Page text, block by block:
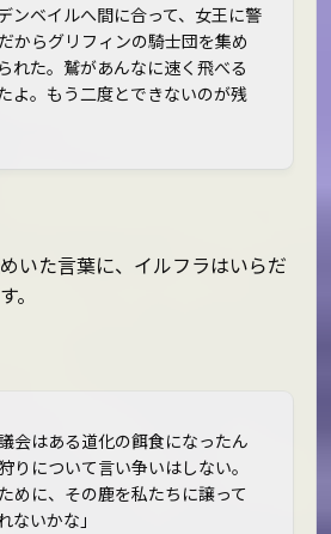
ンベイルへ間に合って、女王に警
からグリフィンの騎士団を集め
れた。鷲があんなに速く飛べる
よ。もう二度とできないのが残
いた言葉に、イルフラはいらだ
。
会はある道化の餌食になったん
りについて言い争いはしない。
めに、その鹿を私たちに譲って
ないかな」